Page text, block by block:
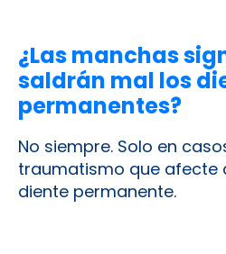
No siempre. Solo en
traumatismo que afecte
diente permanente.
¿Se pueden